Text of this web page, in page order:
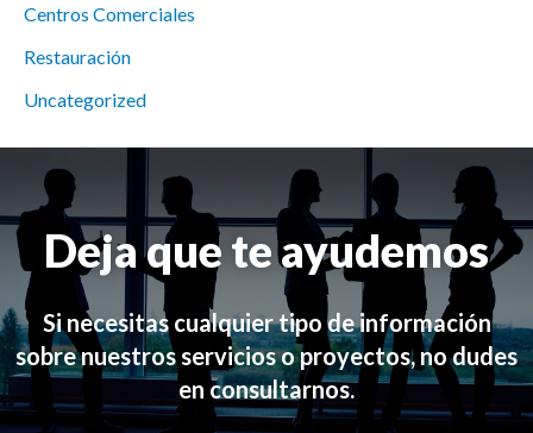
Centros Comerciales
Restauración
Uncategorized
Deja que te ayudemos
Si necesitas cualquier tipo de información
sobre nuestros servicios o proyectos, no dudes
en consultarnos.